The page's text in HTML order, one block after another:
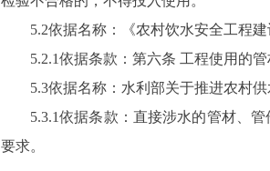
5.2依据名称：《农村饮水安全工程建
5.2.1依据条款：第六条 工程使用的
5.3依据名称：水利部关于推进农村
5.3.1依据条款：直接涉水的管材、
要求。